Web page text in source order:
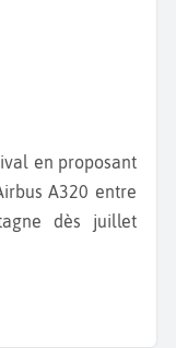
A320 entre
dès juillet